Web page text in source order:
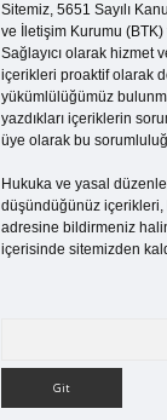
Sitemiz, 5651 Sayılı
ve İletişim Kurumu (BTK)
Sağlayıcı olarak hizmet
içerikleri proaktif olarak
yükümlülüğümüz
yazdıkları içeriklerin
üye olarak bu
Hukuka ve yasal
düşündüğünüz içerikleri,
adresine bildirmeniz
içerisinde sitemizden